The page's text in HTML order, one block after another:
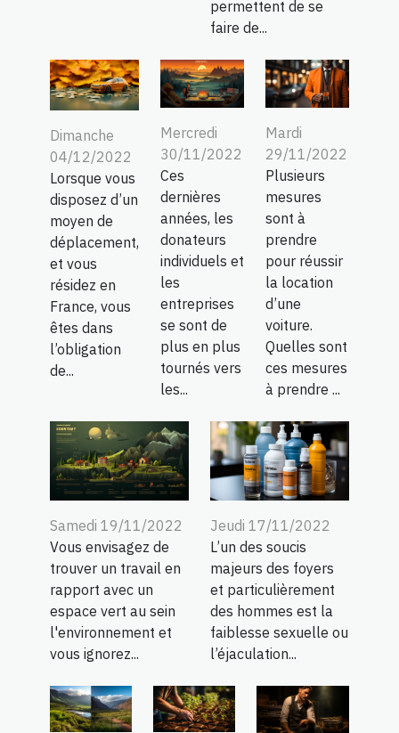
permettent de se
faire de...
Dimanche
04/12/2022
Lorsque vous
disposez d’un
moyen de
déplacement,
et vous
résidez en
France, vous
êtes dans
l’obligation
de...
Mercredi
30/11/2022
Ces
dernières
années, les
donateurs
individuels et
les
entreprises
se sont de
plus en plus
tournés vers
les...
Mardi
29/11/2022
Plusieurs
mesures
sont à
prendre
pour réussir
la location
d’une
voiture.
Quelles sont
ces mesures
à prendre ...
Samedi 19/11/2022
Vous envisagez de
trouver un travail en
rapport avec un
espace vert au sein
l'environnement et
vous ignorez...
Jeudi 17/11/2022
L’un des soucis
majeurs des foyers
et particulièrement
des hommes est la
faiblesse sexuelle ou
l’éjaculation...